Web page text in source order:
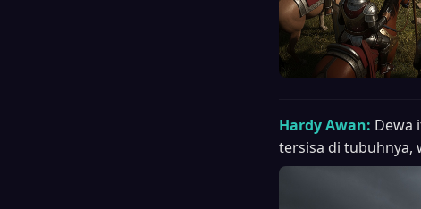
Hardy Awan: Dewa
tersisa di tubuhnya,